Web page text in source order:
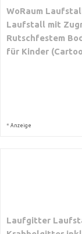
WoRaum
Laufstall mit
Rutschfestem
für Kinder
* Anzeige
Laufgitter